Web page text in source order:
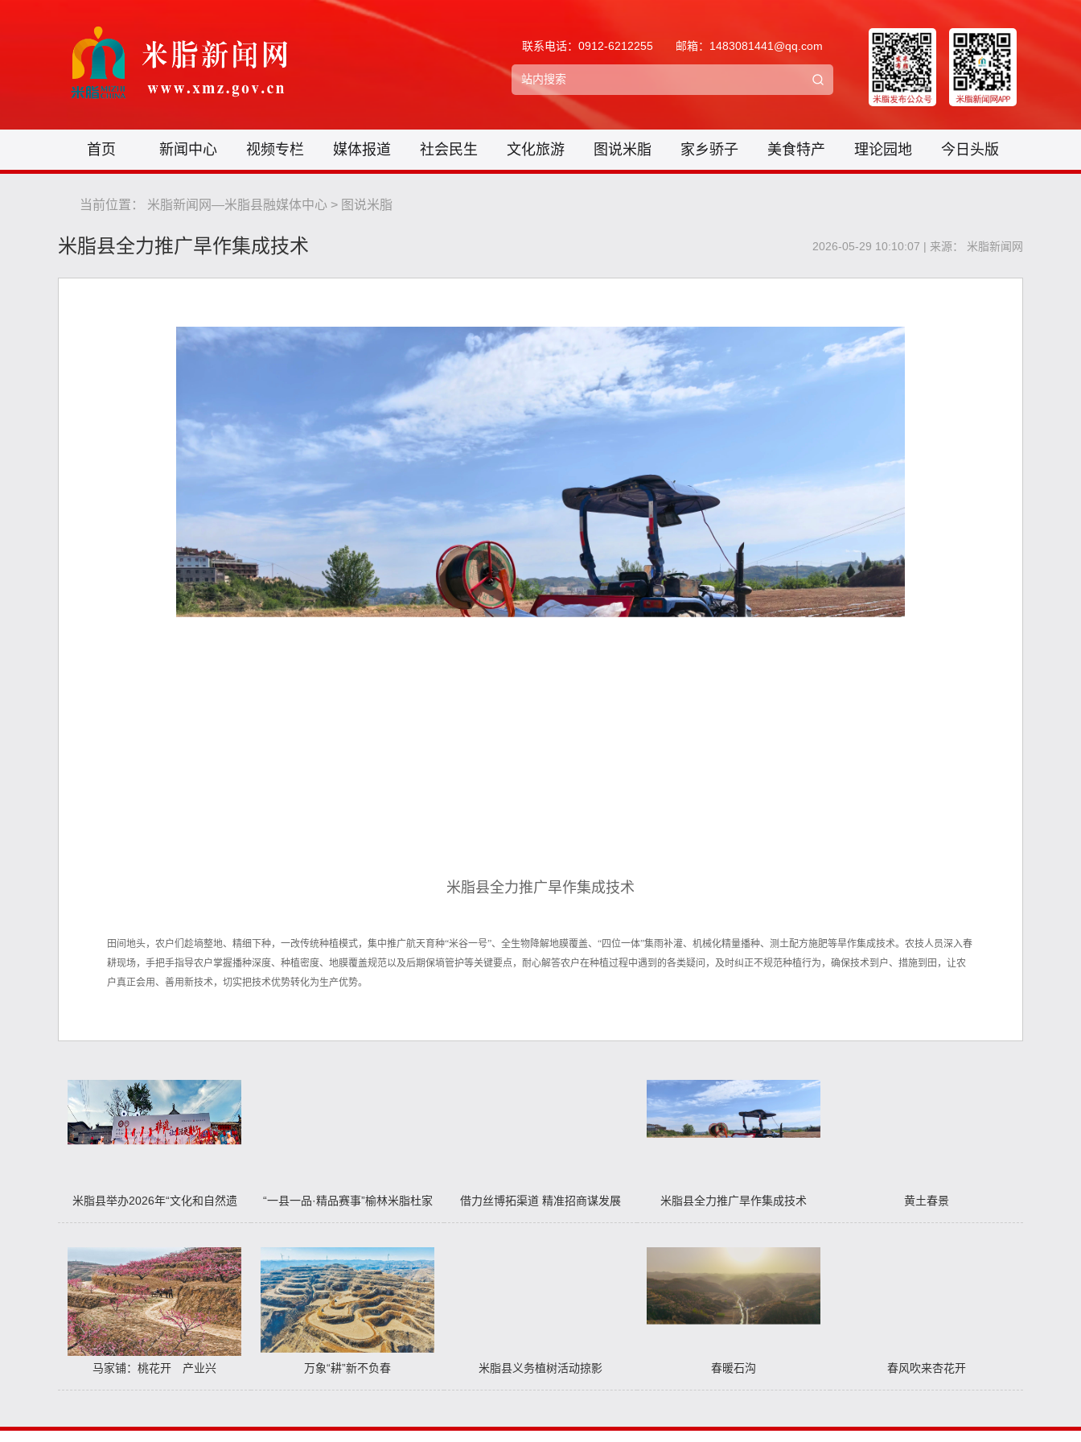
联系电话：0912-6212255 邮箱：1483081441@qq.com
首页 新闻中心 视频专栏 媒体报道 社会民生 文化旅游 图说米脂 家乡骄子 美食特产 理论园地 今日头版
当前位置： 米脂新闻网—米脂县融媒体中心 > 图说米脂
米脂县全力推广旱作集成技术 2026-05-29 10:10:07 | 来源： 米脂新闻网
米脂县全力推广旱作集成技术
田间地头，农户们趁墒整地、精细下种，一改传统种植模式，集中推广航天育种“米谷一号”、全生物降解地膜覆盖、“四位一体”集雨补灌、机械化精量播种、测土配方施肥等旱作集成技术。农技人员深入春
耕现场，手把手指导农户掌握播种深度、种植密度、地膜覆盖规范以及后期保墒管护等关键要点，耐心解答农户在种植过程中遇到的各类疑问，及时纠正不规范种植行为，确保技术到户、措施到田，让农
户真正会用、善用新技术，切实把技术优势转化为生产优势。
米脂县举办2026年“文化和自然遗
产日”活动
“一县一品·精品赛事”榆林米脂杜家
石沟树山山地自行车越野挑战赛暨
六五环境日高西沟生态观光赛掠影
借力丝博拓渠道 精准招商谋发展
——米脂县参展第十届丝博会
米脂县全力推广旱作集成技术 黄土春景
马家铺：桃花开 产业兴 万象“耕”新不负春 米脂县义务植树活动掠影 春暖石沟 春风吹来杏花开